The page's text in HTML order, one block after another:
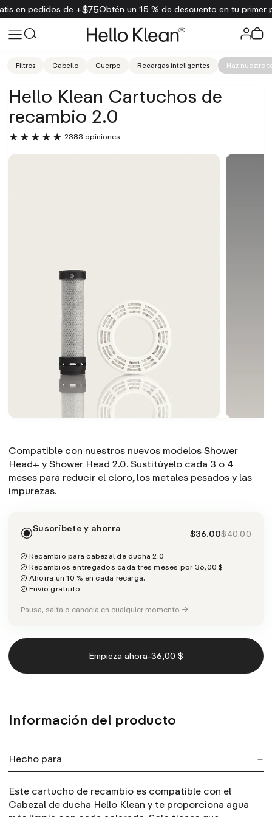
de +$75Obtén un 15 % de descuento en tu primer pedidoEnvío
Filtros Cabello Cuerpo Recargas inteligentes Haz nuestro
Hello Klean Cartuchos de
recambio 2.0
2383 opiniones
Compatible con nuestros nuevos modelos Shower
Head+ y Shower Head 2.0. Sustitúyelo cada 3 o 4
meses para reducir el cloro, los metales pesados y las
impurezas.
Suscríbete y ahorra $36.00$40.00
Recambio para cabezal de ducha 2.0
Recambios entregados cada tres meses por 36,00 $
Ahorra un 10 % en cada recarga.
Envío gratuito
Pausa, salta o cancela en cualquier momento →
Empieza ahora-36,00 $
Información del producto
Hecho para
Este cartucho de recambio es compatible con el
Cabezal de ducha Hello Klean y te proporciona agua